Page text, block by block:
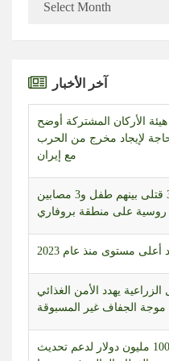
آخر الأخبار
لإيجاد مخرج من الحرب
مع إيران
رئيس الإدارة العسكرية لكييف: 3 قتلى بينهم طفل و3 مصابين
على منطقة بروفاري
مستوى منذ عام 2023
موجة الجفاف غير المسبوقة
البنك الدولي يوافق على منحة بـ100 مليون دولار لدعم تحديث
القطاع المالي في سوريا
المسؤول عن تنسيق الدعم